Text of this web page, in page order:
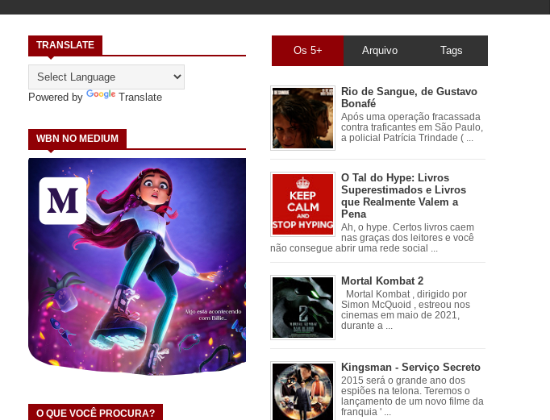
TRANSLATE
Powered by Translate
WBN NO MEDIUM
O QUE VOCÊ PROCURA?
Os 5+ Arquivo Tags
Rio de Sangue, de Gustavo
Bonafé
Após uma operação fracassada
contra traficantes em São Paulo,
a policial Patrícia Trindade ( ...
O Tal do Hype: Livros
Superestimados e Livros
que Realmente Valem a
Pena
Ah, o hype. Certos livros caem
nas graças dos leitores e você
não consegue abrir uma rede social ...
Mortal Kombat 2
Mortal Kombat , dirigido por
Simon McQuoid , estreou nos
cinemas em maio de 2021,
durante a ...
Kingsman - Serviço Secreto
2015 será o grande ano dos
espiões na telona. Teremos o
lançamento de um novo filme da
franquia ' ...